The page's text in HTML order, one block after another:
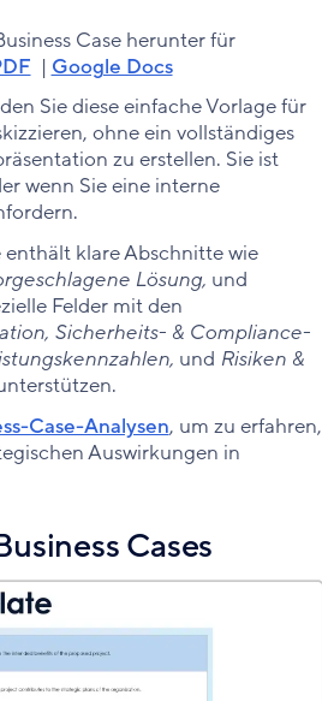
Case herunter für
| Google Docs
Sie diese einfache Vorlage für
ohne ein vollständiges
zu erstellen. Sie ist
wenn Sie eine interne
enthält klare Abschnitte wie
Lösung, und
Felder mit den
Sicherheits- & Compliance-
und Risiken &
Case-Analysen, um zu erfahren,
Auswirkungen in
Cases